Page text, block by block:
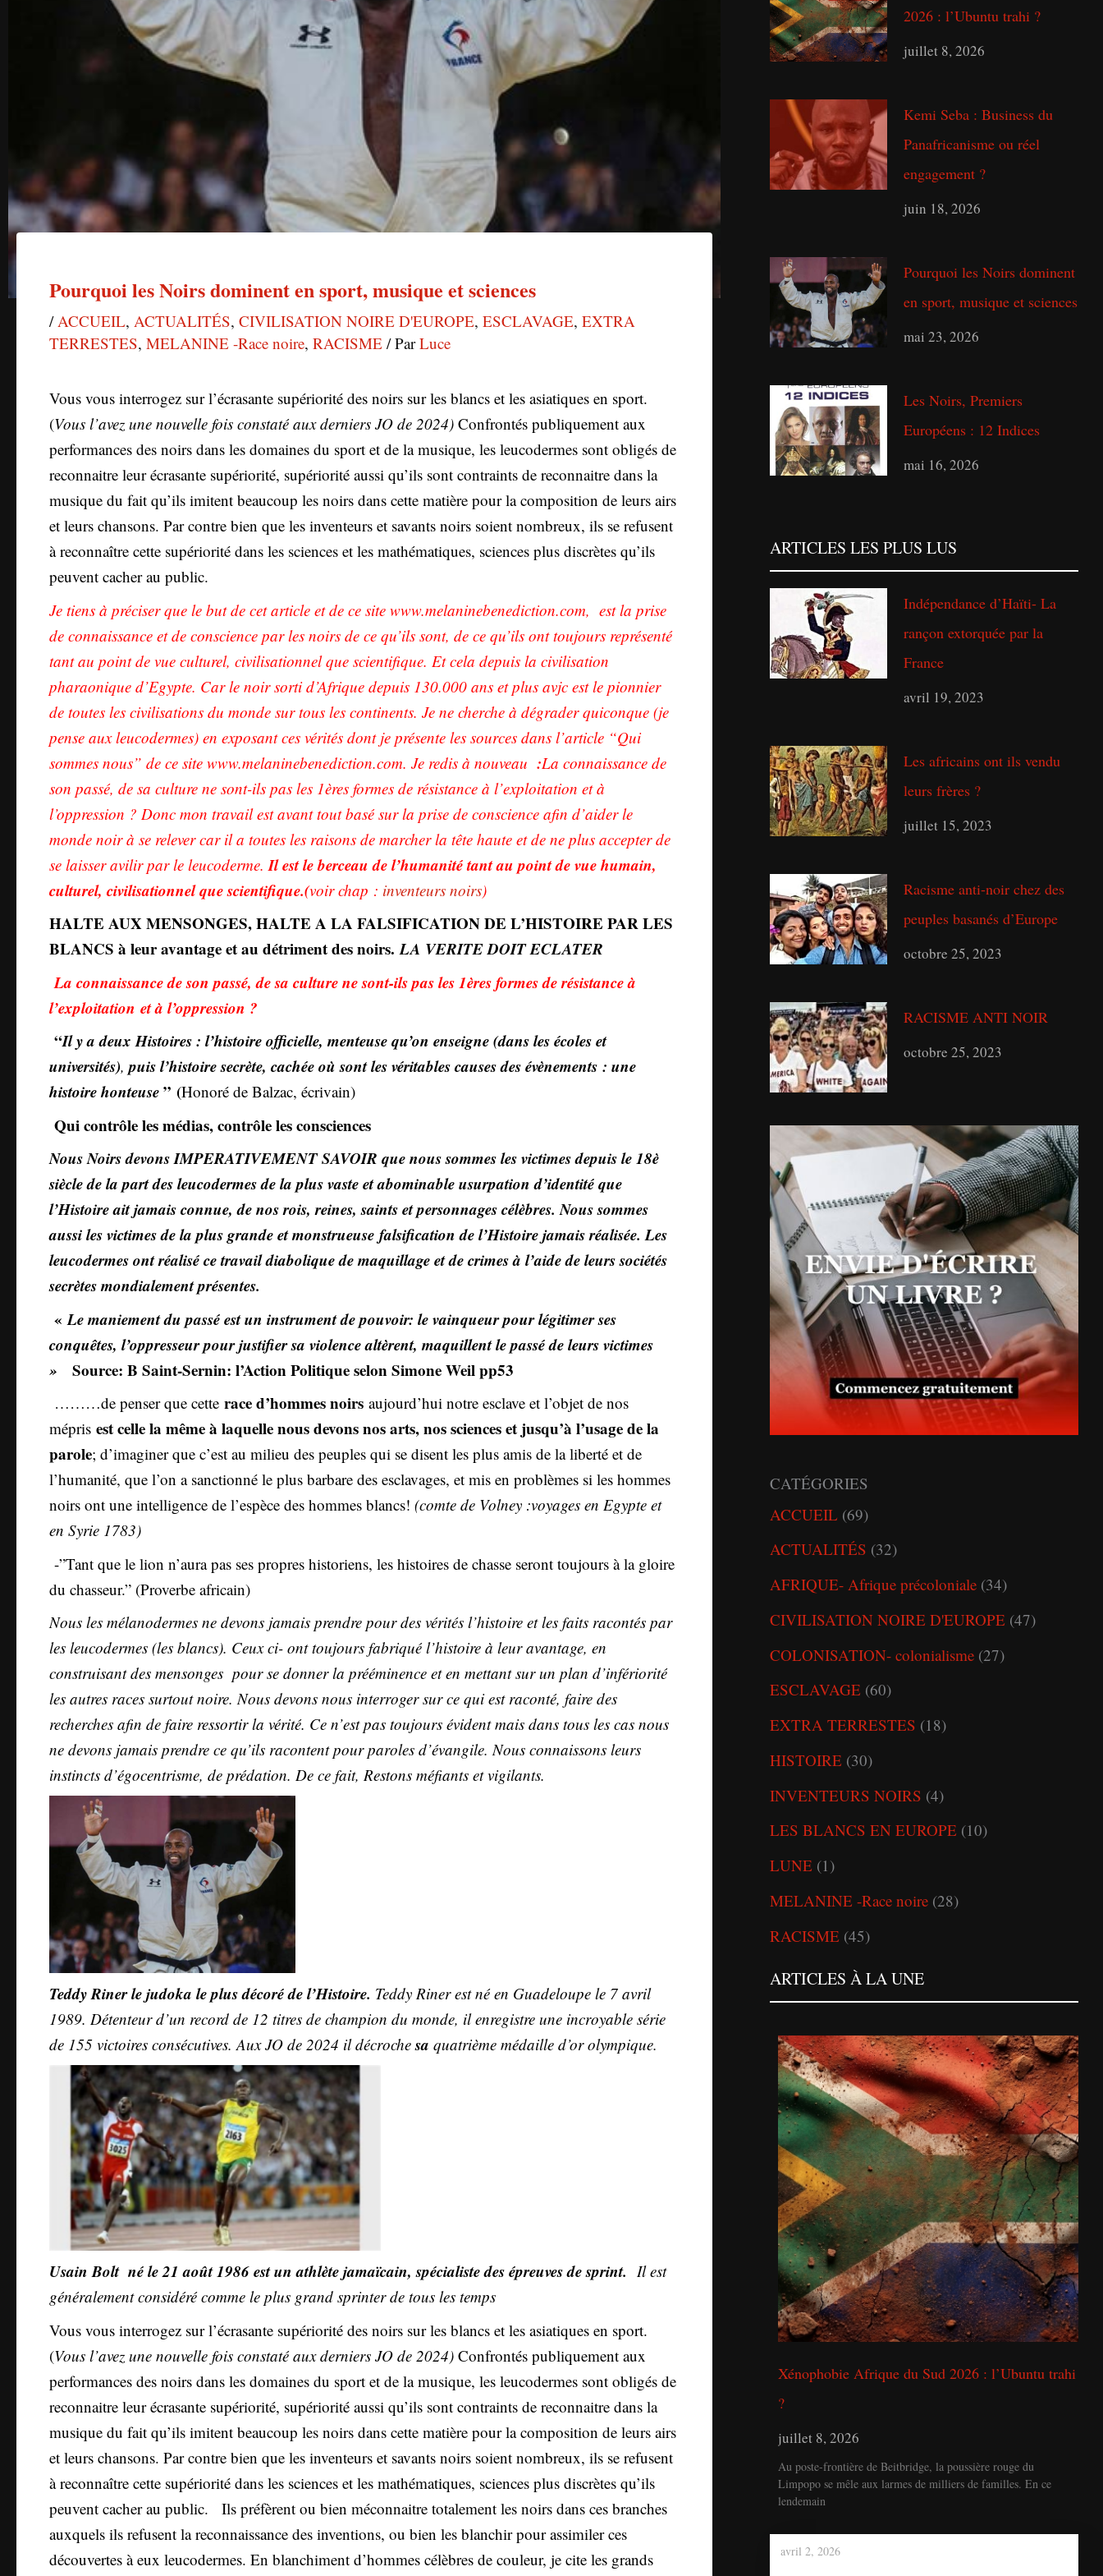
Pourquoi les Noirs dominent en sport, musique et sciences
/ACCUEIL, ACTUALITÉS, CIVILISATION NOIRE D'EUROPE, ESCLAVAGE, EXTRA
TERRESTES, MELANINE -Race noire, RACISME / ParLuce
Vous vous interrogez sur l’écrasante supériorité des noirs sur les blancs et les asiatiques en sport.
(Vous l’avez une nouvelle fois constaté aux derniers JO de 2024) Confrontés publiquement aux
performances des noirs dans les domaines du sport et de la musique, les leucodermes sont obligés de
reconnaitre leur écrasante supériorité, supériorité aussi qu’ils sont contraints de reconnaitre dans la
musique du fait qu’ils imitent beaucoup les noirs dans cette matière pour la composition de leurs airs
et leurs chansons. Par contre bien que les inventeurs et savants noirs soient nombreux, ils se refusent
à reconnaître cette supériorité dans les sciences et les mathématiques, sciences plus discrètes qu’ils
peuvent cacher au public.
Je tiens à préciser que le but de cet article et de ce site www.melaninebenediction.com, est la prise
de connaissance et de conscience par les noirs de ce qu’ils sont, de ce qu’ils ont toujours représenté
tant au point de vue culturel, civilisationnel que scientifique. Et cela depuis la civilisation
pharaonique d’Egypte. Car le noir sorti d’Afrique depuis 130.000 ans et plus avjc est le pionnier
de toutes les civilisations du monde sur tous les continents. Je ne cherche à dégrader quiconque (je
pense aux leucodermes) en exposant ces vérités dont je présente les sources dans l’article “Qui
sommes nous” de ce site www.melaninebenediction.com. Je redis à nouveau :La connaissance de
son passé, de sa culture ne sont-ils pas les 1ères formes de résistance à l’exploitation et à
l’oppression ? Donc mon travail est avant tout basé sur la prise de conscience afin d’aider le
monde noir à se relever car il a toutes les raisons de marcher la tête haute et de ne plus accepter de
se laisser avilir par le leucoderme. Il est le berceau de l’humanité tant au point de vue humain,
culturel, civilisationnel que scientifique.(voir chap : inventeurs noirs)
HALTE AUX MENSONGES, HALTE A LA FALSIFICATION DE L’HISTOIRE PAR LES
BLANCS à leur avantage et au détriment des noirs.LA VERITE DOIT ECLATER
La connaissance de son passé, de sa culture ne sont-ils pas les 1ères formes de résistance à
l’exploitation et à l’oppression ?
“Il y a deux Histoires : l’histoire officielle, menteusequ’on enseigne(dans les écoles et
universités), puis l’histoire secrète, cachée où sont les véritables causes des évènements : une
histoire honteuse” (Honoré de Balzac, écrivain)
Qui contrôle les médias, contrôle les consciences
Nous Noirs devons IMPERATIVEMENT SAVOIR que nous sommes les victimes depuis le 18è
siècle de la part des leucodermes de la plus vaste et abominable usurpation d’identité que
l’Histoire ait jamais connue, de nos rois, reines, saints et personnagescélèbres.Nous sommes
aussi les victimes de la plus grande et monstrueuse falsification de l’Histoire jamais réalisée. Les
leucodermes ont réalisé ce travail diabolique de maquillage et de crimes à l’aide de leurs sociétés
secrètes mondialement présentes.
« Le maniement du passé est un instrument de pouvoir: le vainqueur pour légitimer ses
conquêtes, l’oppresseur pour justifier sa violence altèrent, maquillent le passé de leurs victimes
»
Source: B Saint-Sernin: l’Action Politique selon Simone Weil pp53
………de penser que cette race d’hommes noirs aujourd’hui notre esclave et l’objet de nos
mépris est celle la même à laquelle nous devons nos arts, nos sciences et jusqu’à l’usage de la
parole; d’imaginer que c’est au milieu des peuples qui se disent les plus amis de la liberté et de
l’humanité, que l’on a sanctionné le plus barbare des esclavages, et mis en problèmes si les hommes
noirs ont une intelligence de l’espèce des hommes blancs! (comte de Volney :voyages en Egypte et
en Syrie 1783)
-”Tant que le lion n’aura pas ses propres historiens, les histoires de chasse seront toujours à la gloire
du chasseur.” (Proverbe africain)
Nous les mélanodermes ne devons jamais prendre pour des vérités l’histoire et les faits racontés par
les leucodermes (les blancs). Ceux ci- ont toujours fabriqué l’histoire à leur avantage, en
construisant des mensonges pour se donner la prééminence et en mettant sur un plan d’infériorité
les autres races surtout noire. Nous devons nous interroger sur ce qui est raconté, faire des
recherches afin de faire ressortir la vérité. Ce n’est pas toujours évident mais dans tous les cas nous
ne devons jamais prendre ce qu’ils racontent pour paroles d’évangile. Nous connaissons leurs
instincts d’égocentrisme, de prédation. De ce fait, Restons méfiants et vigilants.
Teddy Riner le judoka le plus décoré de l’Histoire. Teddy Riner est né en Guadeloupe le 7 avril
1989. Détenteur d’un record de 12 titres de champion du monde, il enregistre une incroyable série
de 155 victoires consécutives. Aux JO de 2024 il décrochesa quatrième médaille d’or olympique.
Usain Bolt né le 21 août 1986 est un athlète jamaïcain, spécialiste des épreuves de sprint. Il est
généralement considéré comme le plus grand sprinter de tous les temps
Vous vous interrogez sur l’écrasante supériorité des noirs sur les blancs et les asiatiques en sport.
(Vous l’avez une nouvelle fois constaté aux derniers JO de 2024) Confrontés publiquement aux
performances des noirs dans les domaines du sport et de la musique, les leucodermes sont obligés de
reconnaitre leur écrasante supériorité, supériorité aussi qu’ils sont contraints de reconnaitre dans la
musique du fait qu’ils imitent beaucoup les noirs dans cette matière pour la composition de leurs airs
et leurs chansons. Par contre bien que les inventeurs et savants noirs soient nombreux, ils se refusent
à reconnaître cette supériorité dans les sciences et les mathématiques, sciences plus discrètes qu’ils
peuvent cacher au public. Ils préfèrent ou bien méconnaitre totalement les noirs dans ces branches
auxquels ils refusent la reconnaissance des inventions, ou bien les blanchir pour assimiler ces
découvertes à eux leucodermes. En blanchiment d’hommes célèbres de couleur, je cite les grands
2026 : l’Ubuntu trahi ?
juillet 8, 2026
Kemi Seba : Business du
Panafricanisme ou réel
engagement ?
juin 18, 2026
Pourquoi les Noirs dominent
en sport, musique et sciences
mai 23, 2026
Les Noirs, Premiers
Européens : 12 Indices
mai 16, 2026
ARTICLES LES PLUS LUS
Indépendance d’Haïti- La
rançon extorquée par la
France
avril 19, 2023
Les africains ont ils vendu
leurs frères ?
juillet 15, 2023
Racisme anti-noir chez des
peuples basanés d’Europe
octobre 25, 2023
RACISME ANTI NOIR
octobre 25, 2023
CATÉGORIES
ACCUEIL (69)
ACTUALITÉS (32)
AFRIQUE- Afrique précoloniale(34)
CIVILISATION NOIRE D'EUROPE(47)
COLONISATION- colonialisme(27)
ESCLAVAGE(60)
EXTRA TERRESTES (18)
HISTOIRE(30)
INVENTEURS NOIRS (4)
LES BLANCS EN EUROPE(10)
LUNE(1)
MELANINE -Race noire(28)
RACISME(45)
ARTICLES À LA UNE
Xénophobie Afrique du Sud 2026 : l’Ubuntu trahi
?
juillet 8, 2026
Au poste-frontière de Beitbridge, la poussière rouge du
Limpopo se mêle aux larmes de milliers de familles. En ce
lendemain
avril 2, 2026